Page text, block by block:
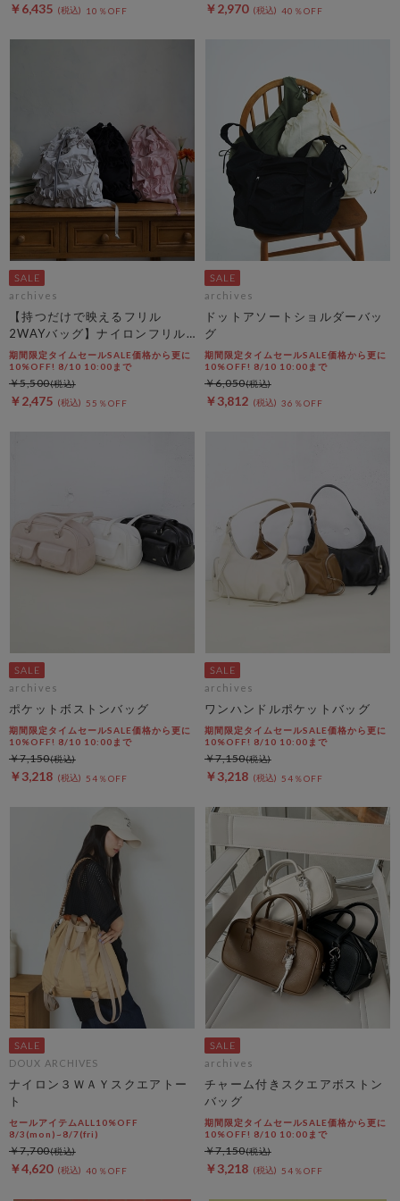
￥6,435 10％OFF ￥2,970 40％OFF
archives
【持つだけで映えるフリル
2WAYバッグ】ナイロンフリル
２ＷＡＹバッグ
期間限定タイムセールSALE価格から更に
10%OFF! 8/10 10:00まで
￥2,475 55％OFF
￥5,500
archives
ドットアソートショルダーバッ
グ
期間限定タイムセールSALE価格から更に
10%OFF! 8/10 10:00まで
￥3,812 36％OFF
￥6,050
archives
ポケットボストンバッグ
期間限定タイムセールSALE価格から更に
10%OFF! 8/10 10:00まで
￥3,218 54％OFF
￥7,150
archives
ワンハンドルポケットバッグ
期間限定タイムセールSALE価格から更に
10%OFF! 8/10 10:00まで
￥3,218 54％OFF
￥7,150
DOUX ARCHIVES
ナイロン３ＷＡＹスクエアトー
ト
セールアイテムALL10%OFF
8/3(mon)~8/7(fri)
￥4,620 40％OFF
￥7,700
archives
チャーム付きスクエアボストン
バッグ
期間限定タイムセールSALE価格から更に
10%OFF! 8/10 10:00まで
￥3,218 54％OFF
￥7,150